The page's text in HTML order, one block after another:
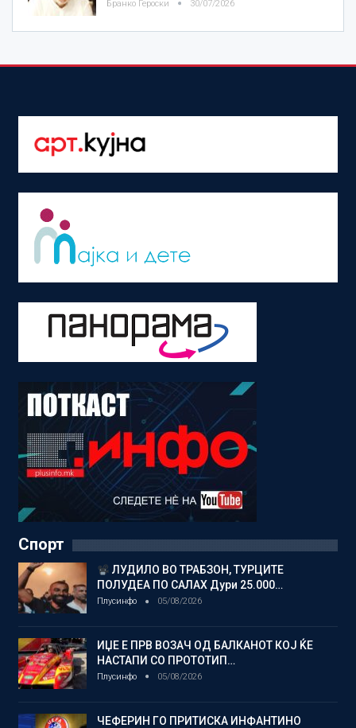
Бранко Героски 30/07/2026
Спорт
ЛУДИЛО ВО ТРАБЗОН, ТУРЦИТЕ
ПОЛУДЕА ПО САЛАХ Дури 25.000…
Плусинфо 05/08/2026
ИЏЕ Е ПРВ ВОЗАЧ ОД БАЛКАНОТ КОЈ ЌЕ
НАСТАПИ СО ПРОТОТИП…
Плусинфо 05/08/2026
ЧЕФЕРИН ГО ПРИТИСКА ИНФАНТИНО